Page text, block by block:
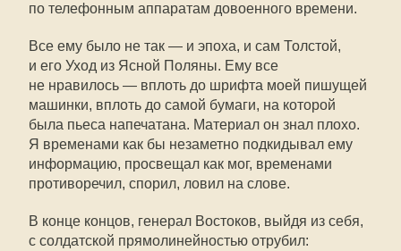
по телефонным аппаратам довоенного времени.
Все ему было не так — и эпоха, и сам Толстой,
и его Уход из Ясной Поляны. Ему все
не нравилось — вплоть до шрифта моей пишущей
машинки, вплоть до самой бумаги, на которой
была пьеса напечатана. Материал он знал плохо.
Я временами как бы незаметно подкидывал ему
информацию, просвещал как мог, временами
противоречил, спорил, ловил на слове.
В конце концов, генерал Востоков, выйдя из себя,
с солдатской прямолинейностью отрубил: